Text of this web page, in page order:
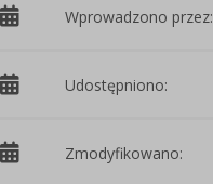
Wprowadzono przez:
Udostępniono:
Zmodyfikowano: